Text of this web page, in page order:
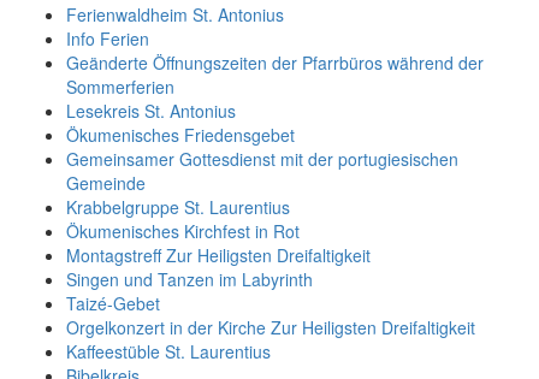
Ferienwaldheim St. Antonius
Info Ferien
Geänderte Öffnungszeiten der Pfarrbüros während der
Sommerferien
Lesekreis St. Antonius
Ökumenisches Friedensgebet
Gemeinsamer Gottesdienst mit der portugiesischen
Gemeinde
Krabbelgruppe St. Laurentius
Ökumenisches Kirchfest in Rot
Montagstreff Zur Heiligsten Dreifaltigkeit
Singen und Tanzen im Labyrinth
Taizé-Gebet
Orgelkonzert in der Kirche Zur Heiligsten Dreifaltigkeit
Kaffeestüble St. Laurentius